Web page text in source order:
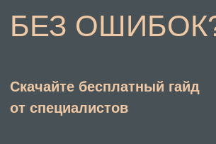
МИССИЯ ПРОЕКТА